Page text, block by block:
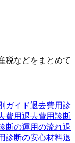
税などをまとめて
ガイド退去費用診
費用退去費用診断
断の運用の流れ退
診断の安心材料退